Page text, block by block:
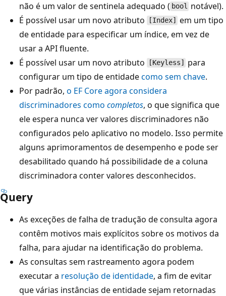
não é um valor de sentinela adequado ( bool notável).
É possível usar um novo atributo
[Index]
em um tipo
de entidade para especificar um índice, em vez de
usar a API fluente.
É possível usar um novo atributo
[Keyless]
para
configurar um tipo de entidadecomo sem chave.
Por padrão, o EF Core agora considera
discriminadores como completos, o que significa que
ele espera nunca ver valores discriminadores não
configurados pelo aplicativo no modelo. Isso permite
alguns aprimoramentos de desempenho e pode ser
desabilitado quando há possibilidade de a coluna
discriminadora conter valores desconhecidos.
Query
As exceções de falha de tradução de consulta agora
contêm motivos mais explícitos sobre os motivos da
falha, para ajudar na identificação do problema.
As consultas sem rastreamento agora podem
executar a resolução de identidade, a fim de evitar
que várias instâncias de entidade sejam retornadas